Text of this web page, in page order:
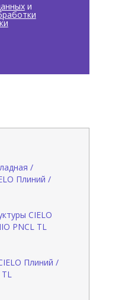
и
/
Плиний /
LN
CIELO
PNCL TL
Плиний /
TL